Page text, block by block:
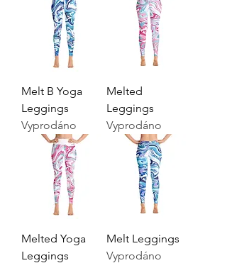
Melt B Yoga
Leggings
Vyprodáno
Melted
Leggings
Vyprodáno
Melted Yoga
Leggings
Melt Leggings
Vyprodáno